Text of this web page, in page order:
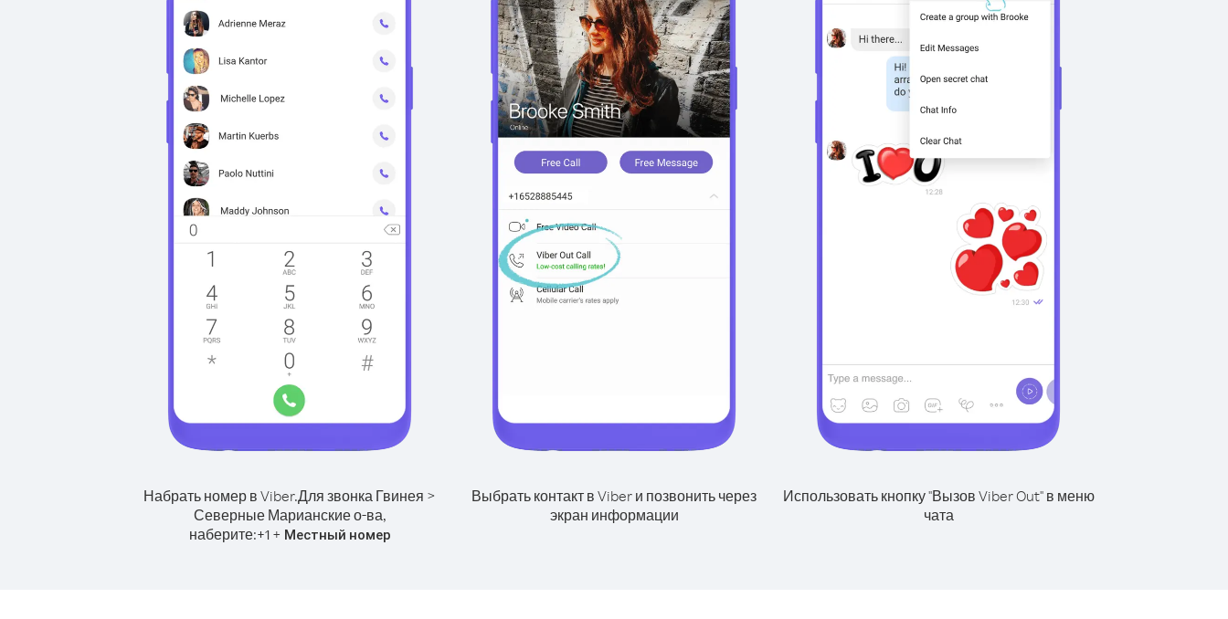
Набрать номер в Viber.Для звонка Гвинея >
Северные Марианские о-ва,
наберите:+1+ Местный номер
Выбрать контакт в Viber и позвонить через
экран информации
Использовать кнопку "Вызов Viber Out" в меню
чата